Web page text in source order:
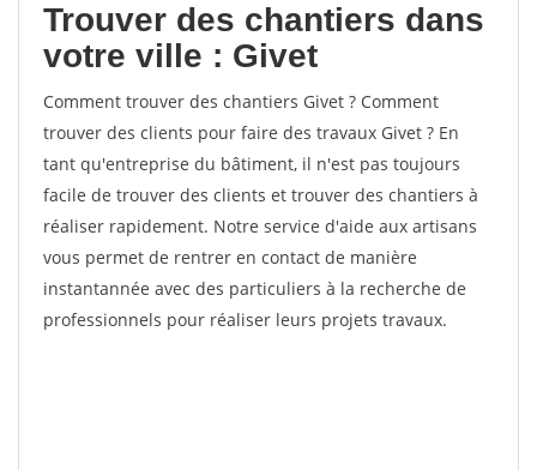
Trouver des chantiers dans
votre ville : Givet
Comment trouver des chantiers Givet ? Comment
trouver des clients pour faire des travaux Givet ? En
tant qu'entreprise du bâtiment, il n'est pas toujours
facile de trouver des clients et trouver des chantiers à
réaliser rapidement. Notre service d'aide aux artisans
vous permet de rentrer en contact de manière
instantannée avec des particuliers à la recherche de
professionnels pour réaliser leurs projets travaux.